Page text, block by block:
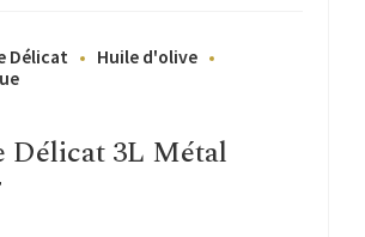
Délicat
Huile d'olive
Délicat 3L Métal